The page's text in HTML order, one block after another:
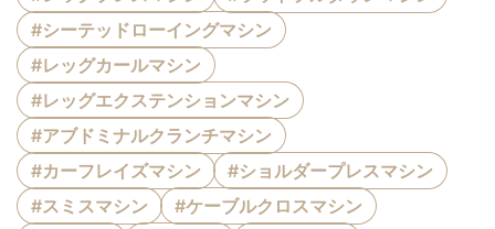
#シーテッドローイングマシン
#レッグカールマシン
#レッグエクステンションマシン
#アブドミナルクランチマシン
#カーフレイズマシン
#ショルダープレスマシン
#スミスマシン
#ケーブルクロスマシン